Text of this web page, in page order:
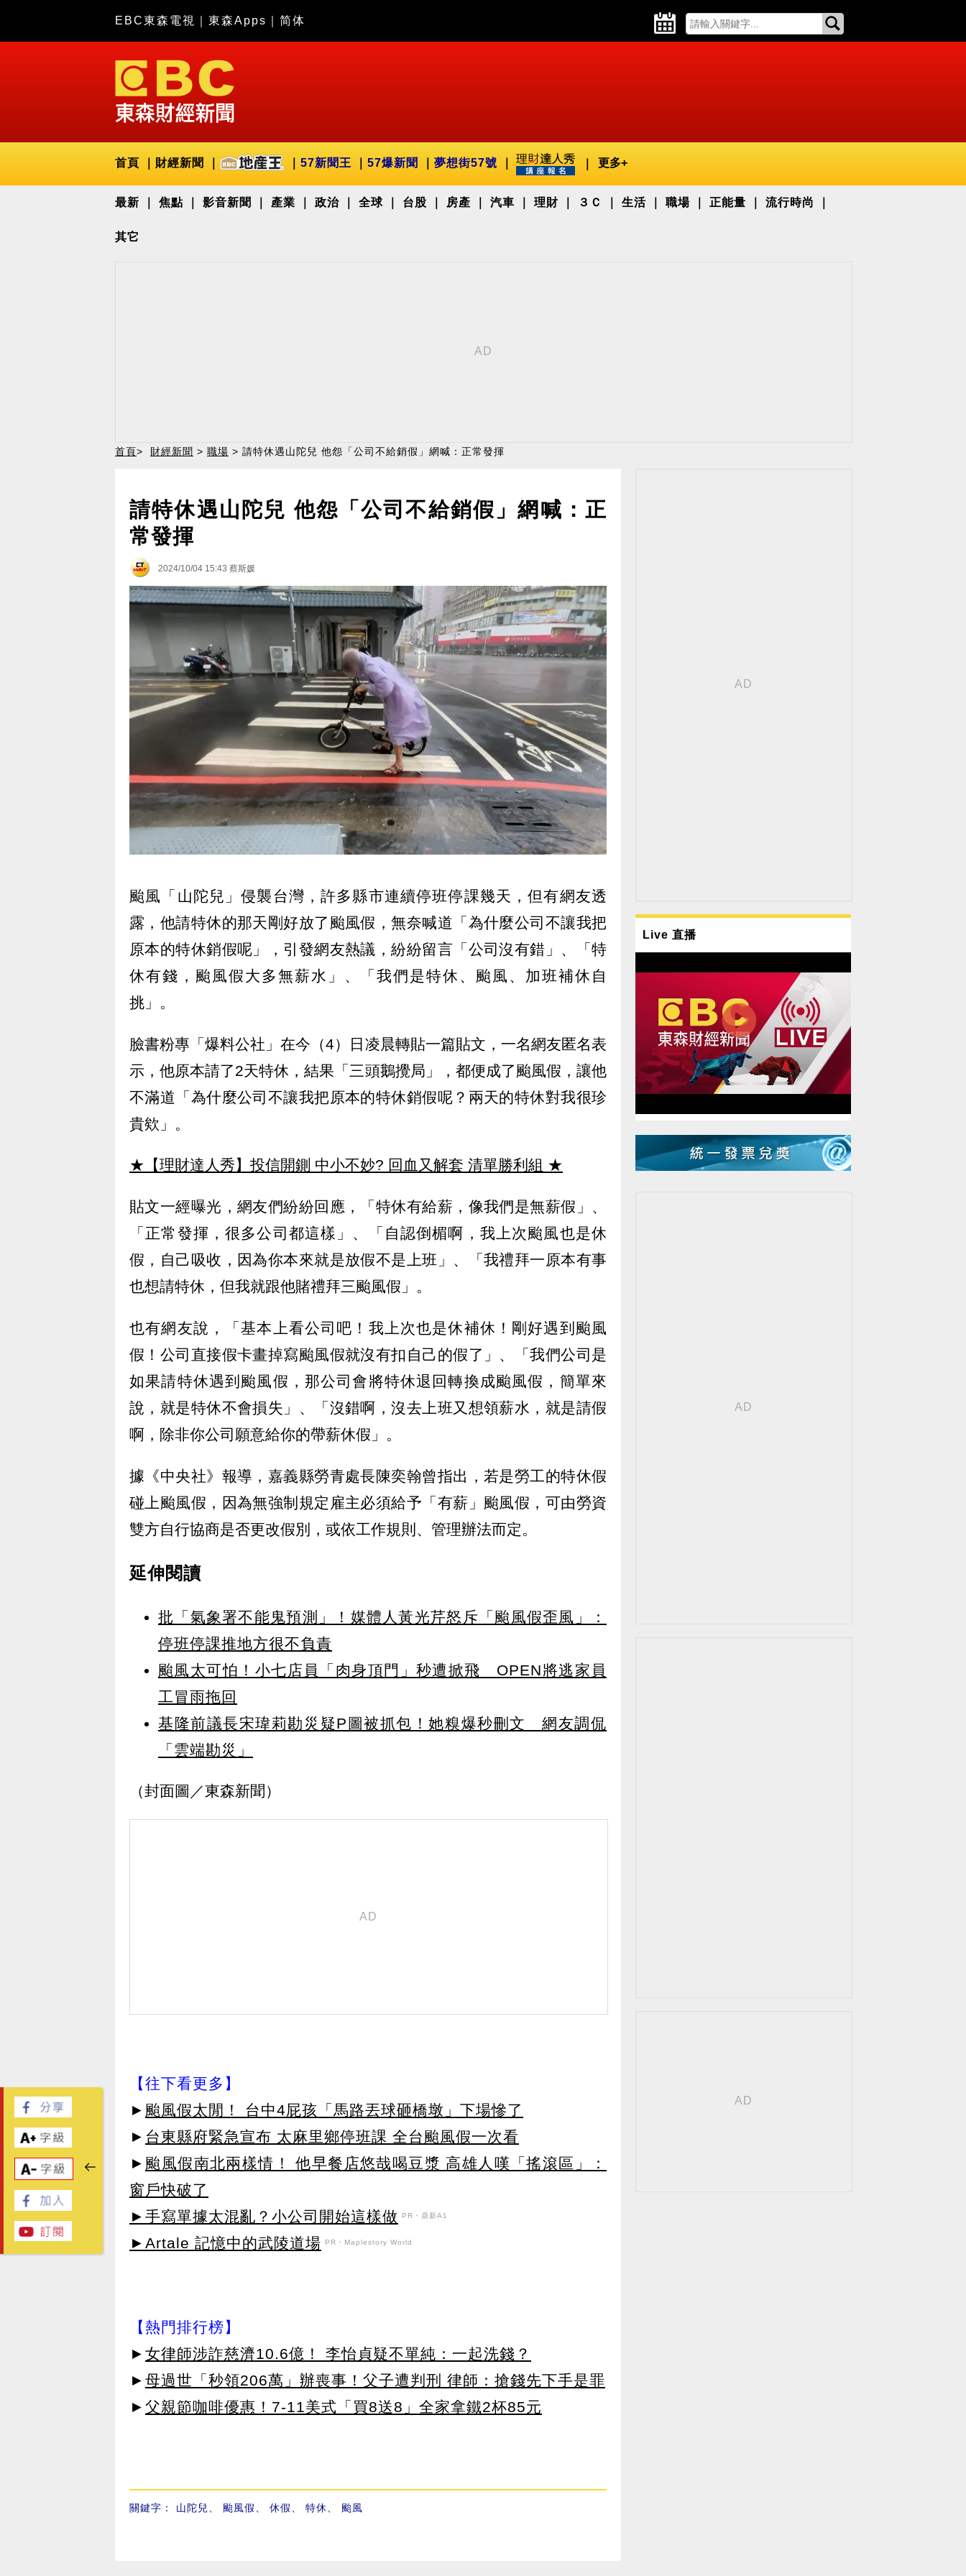
EBC東森電視 東森Apps 简体
首頁 財經新聞 57新聞王 57爆新聞 夢想街57號 更多+
最新 焦點 影音新聞 產業 政治 全球 台股 房產 汽車 理財 ３Ｃ 生活 職場 正能量 流行時尚
其它
首頁> 財經新聞 > 職場 > 請特休遇山陀兒 他怨「公司不給銷假」網喊：正常發揮
請特休遇山陀兒 他怨「公司不給銷假」網喊：正
常發揮
2024/10/04 15:43 蔡斯媛
颱風「山陀兒」侵襲台灣，許多縣市連續停班停課幾天，但有網友透
露，他請特休的那天剛好放了颱風假，無奈喊道「為什麼公司不讓我把
原本的特休銷假呢」，引發網友熱議，紛紛留言「公司沒有錯」、「特
休有錢，颱風假大多無薪水」、「我們是特休、颱風、加班補休自
挑」。
臉書粉專「爆料公社」在今（4）日凌晨轉貼一篇貼文，一名網友匿名表
示，他原本請了2天特休，結果「三頭鵝攪局」，都便成了颱風假，讓他
不滿道「為什麼公司不讓我把原本的特休銷假呢？兩天的特休對我很珍
貴欸」。
★【理財達人秀】投信開鍘 中小不妙? 回血又解套 清單勝利組 ★
貼文一經曝光，網友們紛紛回應，「特休有給薪，像我們是無薪假」、
「正常發揮，很多公司都這樣」、「自認倒楣啊，我上次颱風也是休
假，自己吸收，因為你本來就是放假不是上班」、「我禮拜一原本有事
也想請特休，但我就跟他賭禮拜三颱風假」。
也有網友說，「基本上看公司吧！我上次也是休補休！剛好遇到颱風
假！公司直接假卡畫掉寫颱風假就沒有扣自己的假了」、「我們公司是
如果請特休遇到颱風假，那公司會將特休退回轉換成颱風假，簡單來
說，就是特休不會損失」、「沒錯啊，沒去上班又想領薪水，就是請假
啊，除非你公司願意給你的帶薪休假」。
據《中央社》報導，嘉義縣勞青處長陳奕翰曾指出，若是勞工的特休假
碰上颱風假，因為無強制規定雇主必須給予「有薪」颱風假，可由勞資
雙方自行協商是否更改假別，或依工作規則、管理辦法而定。
延伸閱讀
批「氣象署不能鬼預測」！媒體人黃光芹怒斥「颱風假歪風」：
停班停課推地方很不負責
颱風太可怕！小七店員「肉身頂門」秒遭掀飛 OPEN將逃家員
工冒雨拖回
基隆前議長宋瑋莉勘災疑P圖被抓包！她糗爆秒刪文 網友調侃
「雲端勘災」
（封面圖／東森新聞）
【往下看更多】
► 颱風假太閒！ 台中4屁孩「馬路丟球砸橋墩」下場慘了
► 台東縣府緊急宣布 太麻里鄉停班課 全台颱風假一次看
► 颱風假南北兩樣情！ 他早餐店悠哉喝豆漿 高雄人嘆「搖滾區」：
窗戶快破了
►手寫單據太混亂？小公司開始這樣做
PR・鼎新A1
►Artale 記憶中的武陵道場 PR・Maplestory World
【熱門排行榜】
► 女律師涉詐慈濟10.6億！ 李怡貞疑不單純：一起洗錢？
► 母過世「秒領206萬」辦喪事！父子遭判刑 律師：搶錢先下手是罪
► 父親節咖啡優惠！7-11美式「買8送8」全家拿鐵2杯85元
關鍵字： 山陀兒、 颱風假、 休假、 特休、 颱風
Live 直播